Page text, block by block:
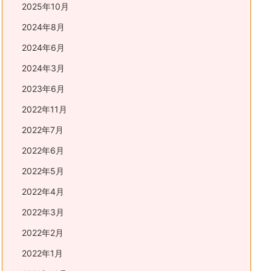
2025年10月
2024年8月
2024年6月
2024年3月
2023年6月
2022年11月
2022年7月
2022年6月
2022年5月
2022年4月
2022年3月
2022年2月
2022年1月